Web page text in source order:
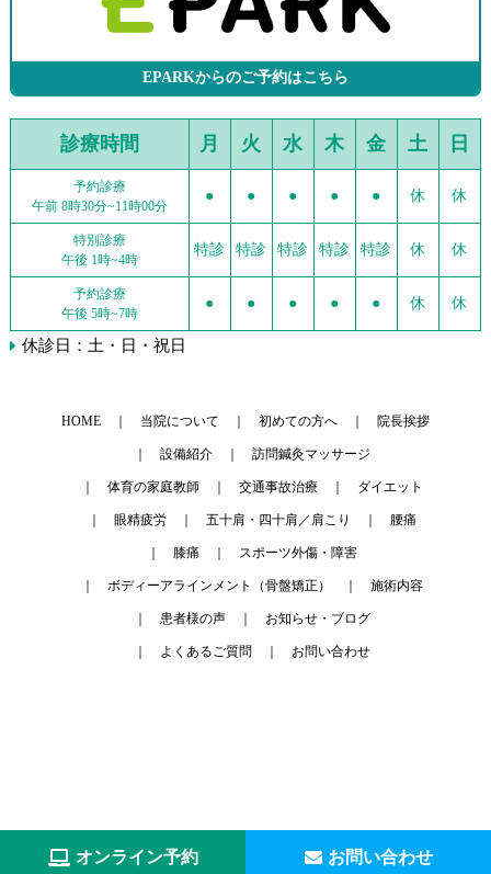
EPARKからのご予約はこちら
診療時間 月 火 水 木 金 土 日
予約診療
午前 8時30分~11時00分
● ● ● ● ● 休 休
特別診療
午後 1時~4時
特診 特診 特診 特診 特診 休 休
予約診療
午後 5時~7時
● ● ● ● ● 休 休
休診日：土・日・祝日
HOME 当院について 初めての方へ 院長挨拶
設備紹介 訪問鍼灸マッサージ
体育の家庭教師 交通事故治療 ダイエット
眼精疲労 五十肩・四十肩／肩こり 腰痛
膝痛 スポーツ外傷・障害
ボディーアラインメント（骨盤矯正） 施術内容
患者様の声 お知らせ・ブログ
よくあるご質問 お問い合わせ
© アサダ接骨院・鍼灸院 All Rights Reserved.
オンライン予約 お問い合わせ